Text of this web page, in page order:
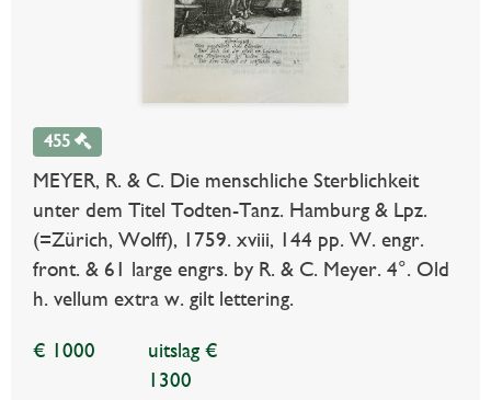
455
MEYER, R. & C. Die menschliche Sterblichkeit
unter dem Titel Todten-Tanz. Hamburg & Lpz.
(=Zürich, Wolff), 1759. xviii, 144 pp. W. engr.
front. & 61 large engrs. by R. & C. Meyer. 4°. Old
h. vellum extra w. gilt lettering.
€ 1000
uitslag €
1300